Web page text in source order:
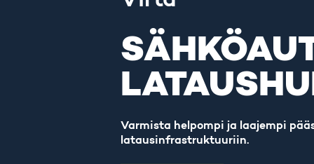
Varmista helpompi ja laajempi
latausinfrastruktuuriin.